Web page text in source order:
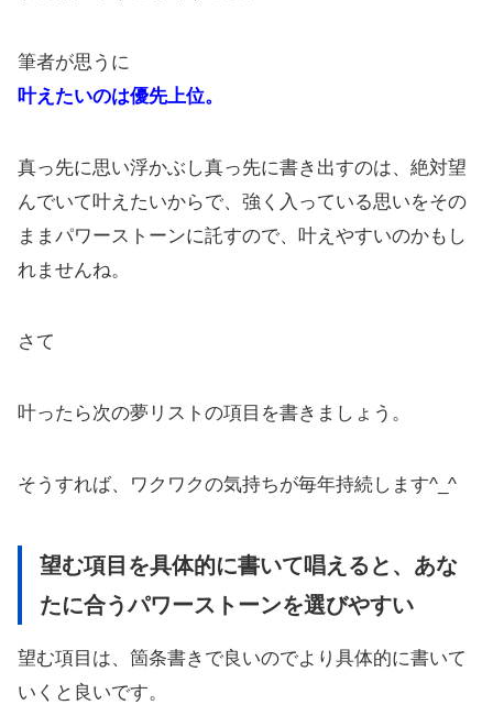
筆者が思うに
叶えたいのは優先上位。
真っ先に思い浮かぶし真っ先に書き出すのは、絶対望
んでいて叶えたいからで、強く入っている思いをその
ままパワーストーンに託すので、叶えやすいのかもし
れませんね。
さて
叶ったら次の夢リストの項目を書きましょう。
そうすれば、ワクワクの気持ちが毎年持続します^_^
望む項目を具体的に書いて唱えると、あな
たに合うパワーストーンを選びやすい
望む項目は、箇条書きで良いのでより具体的に書いて
いくと良いです。